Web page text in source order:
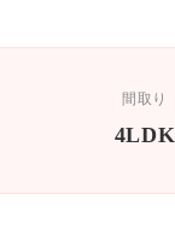
間取り
4LDK